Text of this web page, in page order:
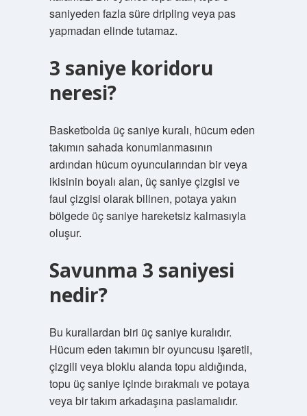
saniyeden fazla süre dripling veya pas
yapmadan elinde tutamaz.
3 saniye koridoru
neresi?
Basketbolda üç saniye kuralı, hücum eden
takımın sahada konumlanmasının
ardından hücum oyuncularından bir veya
ikisinin boyalı alan, üç saniye çizgisi ve
faul çizgisi olarak bilinen, potaya yakın
bölgede üç saniye hareketsiz kalmasıyla
oluşur.
Savunma 3 saniyesi
nedir?
Bu kurallardan biri üç saniye kuralıdır.
Hücum eden takımın bir oyuncusu işaretli,
çizgili veya bloklu alanda topu aldığında,
topu üç saniye içinde bırakmalı ve potaya
veya bir takım arkadaşına paslamalıdır.